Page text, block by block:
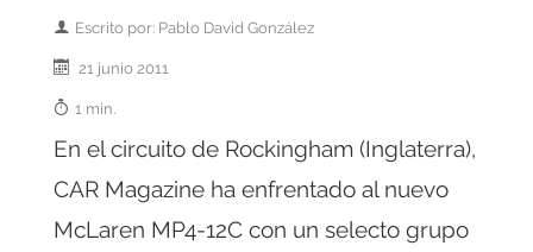
Escrito por: Pablo David González
21 junio 2011
1 min.
En el circuito de Rockingham (Inglaterra),
CAR Magazine ha enfrentado al nuevo
McLaren MP4-12C con un selecto grupo